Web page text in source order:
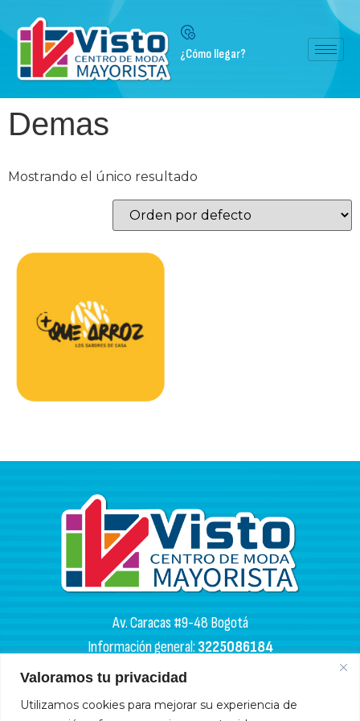
Valoramos tu privacidad
Utilizamos cookies para mejorar su experiencia de
¿Cómo llegar?
Demas
Mostrando el único resultado
Av. Caracas #9-48 Bogotá
Información general:3225086184
PQR:3102133050
HORARIOS DE APERTURA